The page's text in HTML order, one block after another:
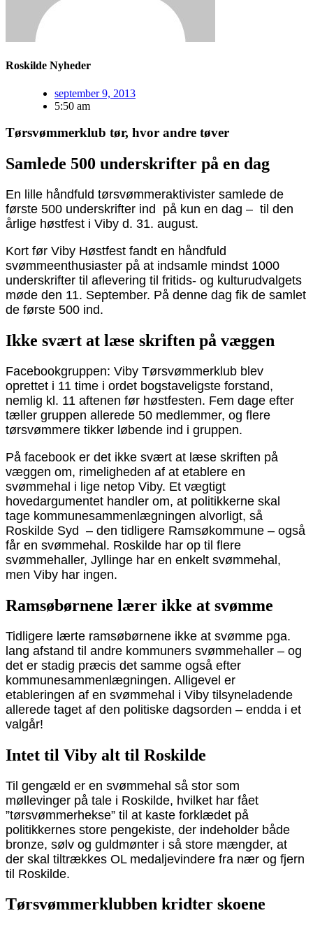
Roskilde Nyheder
september 9, 2013
5:50 am
Tørsvømmerklub tør, hvor andre tøver
Samlede 500 underskrifter på en dag
En lille håndfuld tørsvømmeraktivister samlede de
første 500 underskrifter ind på kun en dag – til den
årlige høstfest i Viby d. 31. august.
Kort før Viby Høstfest fandt en håndfuld
svømmeenthusiaster på at indsamle mindst 1000
underskrifter til aflevering til fritids- og kulturudvalgets
møde den 11. September. På denne dag fik de samlet
de første 500 ind.
Ikke svært at læse skriften på væggen
Facebookgruppen: Viby Tørsvømmerklub blev
oprettet i 11 time i ordet bogstaveligste forstand,
nemlig kl. 11 aftenen før høstfesten. Fem dage efter
tæller gruppen allerede 50 medlemmer, og flere
tørsvømmere tikker løbende ind i gruppen.
På facebook er det ikke svært at læse skriften på
væggen om, rimeligheden af at etablere en
svømmehal i lige netop Viby. Et vægtigt
hovedargumentet handler om, at politikkerne skal
tage kommunesammenlægningen alvorligt, så
Roskilde Syd – den tidligere Ramsøkommune – også
får en svømmehal. Roskilde har op til flere
svømmehaller, Jyllinge har en enkelt svømmehal,
men Viby har ingen.
Ramsøbørnene lærer ikke at svømme
Tidligere lærte ramsøbørnene ikke at svømme pga.
lang afstand til andre kommuners svømmehaller – og
det er stadig præcis det samme også efter
kommunesammenlægningen. Alligevel er
etableringen af en svømmehal i Viby tilsyneladende
allerede taget af den politiske dagsorden – endda i et
valgår!
Intet til Viby alt til Roskilde
Til gengæld er en svømmehal så stor som
møllevinger på tale i Roskilde, hvilket har fået
”tørsvømmerhekse” til at kaste forklædet på
politikkernes store pengekiste, der indeholder både
bronze, sølv og guldmønter i så store mængder, at
der skal tiltrækkes OL medaljevindere fra nær og fjern
til Roskilde.
Tørsvømmerklubben kridter skoene